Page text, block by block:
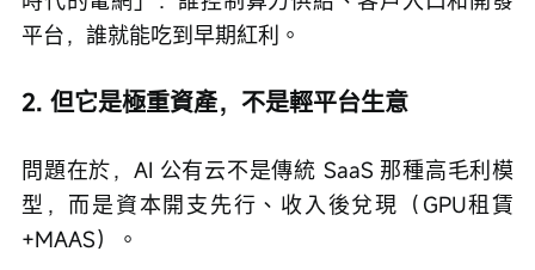
平台，誰就能吃到早期紅利。
2. 但它是極重資產，不是輕平台生意
問題在於，AI 公有云不是傳統 SaaS 那種高毛利模
型，而是資本開支先行、收入後兌現（GPU租賃
+MAAS）。